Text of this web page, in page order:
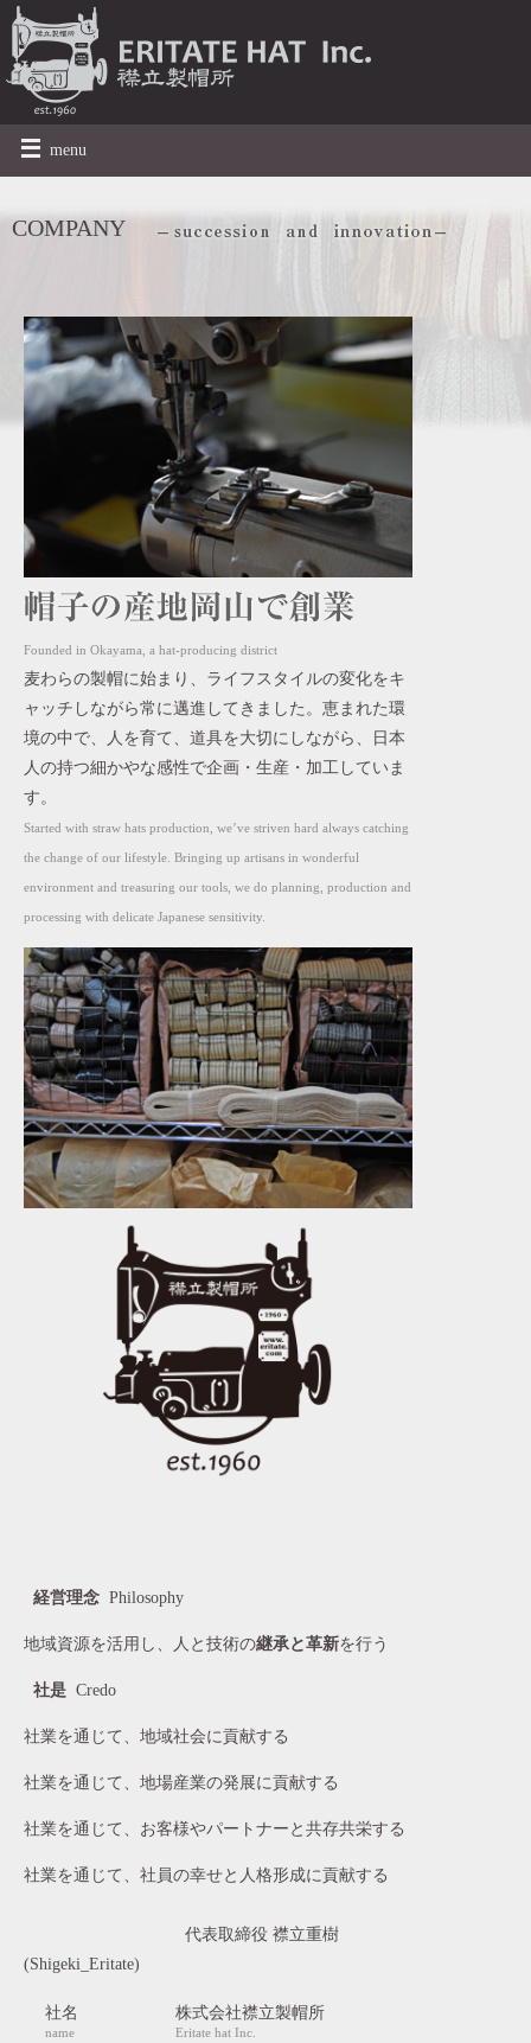
menu
COMPANY
Founded in Okayama, a hat-producing district
麦わらの製帽に始まり、ライフスタイルの変化をキ
ャッチしながら常に邁進してきました。恵まれた環
境の中で、人を育て、道具を大切にしながら、日本
人の持つ細かやな感性で企画・生産・加工していま
す。
Started with straw hats production, we’ve striven hard always catching
the change of our lifestyle. Bringing up artisans in wonderful
environment and treasuring our tools, we do planning, production and
processing with delicate Japanese sensitivity.
経営理念 Philosophy
地域資源を活用し、人と技術の継承と革新を行う
社是 Credo
社業を通じて、地域社会に貢献する
社業を通じて、地場産業の発展に貢献する
社業を通じて、お客様やパートナーと共存共栄する
社業を通じて、社員の幸せと人格形成に貢献する
代表取締役 襟立重樹
(Shigeki_Eritate)
社名
name
株式会社襟立製帽所
Eritate hat Inc.